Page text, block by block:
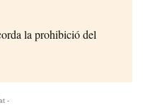
la prohibició del
-